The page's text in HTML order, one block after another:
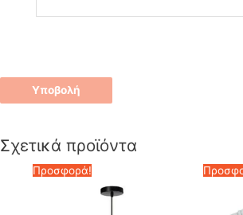
Σχετικά προϊόντα
Προσφορά!